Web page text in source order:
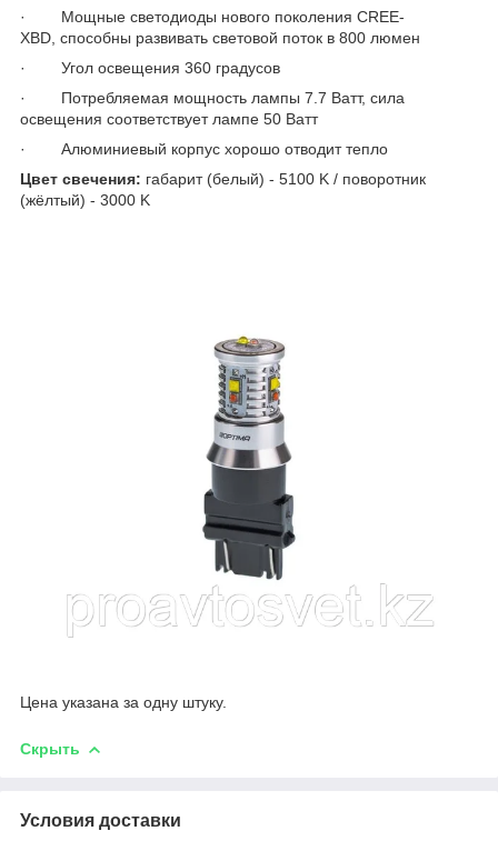
· Мощные светодиоды нового поколения CREE-
XBD, способны развивать световой поток в 800 люмен
· Угол освещения 360 градусов
· Потребляемая мощность лампы 7.7 Ватт, сила
освещения соответствует лампе 50 Ватт
· Алюминиевый корпус хорошо отводит тепло
Цвет свечения: габарит (белый) - 5100 K / поворотник
(жёлтый) - 3000 K
Цена указана за одну штуку.
Скрыть
Условия доставки